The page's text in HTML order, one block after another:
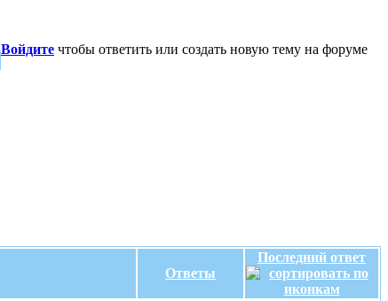
Войдите чтобы ответить или создать новую тему на форуме
Ответы
Последний ответ